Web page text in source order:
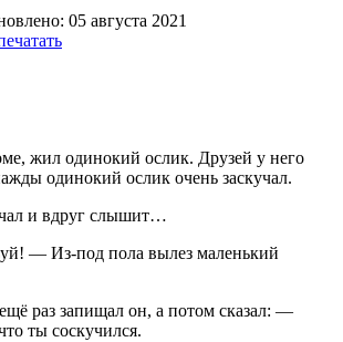
05 августа 2021
жил одинокий ослик. Друзей у него
одинокий ослик очень заскучал.
и вдруг слышит…
— Из-под пола вылез маленький
раз запищал он, а потом сказал: —
ты соскучился.